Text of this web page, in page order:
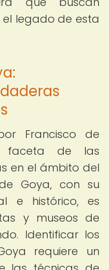
legado de esta
Francisco de
faceta de las
en el ámbito del
Goya, con su
e histórico, es
y museos de
Identificar los
requiere un